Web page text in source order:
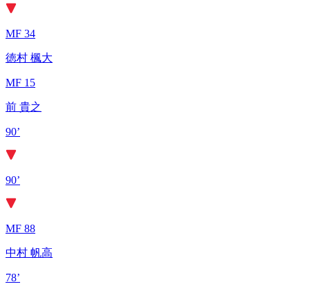
MF 34
徳村 楓大
MF 15
前 貴之
90’
90’
MF 88
中村 帆高
78’